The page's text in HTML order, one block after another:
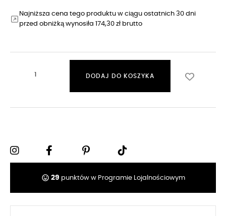
Najniższa cena tego produktu w ciągu ostatnich 30 dni
przed obniżką wynosiła 174,30 zł brutto
DODAJ DO KOSZYKA
tag_faces 29 punktów w Programie Lojalnościowym